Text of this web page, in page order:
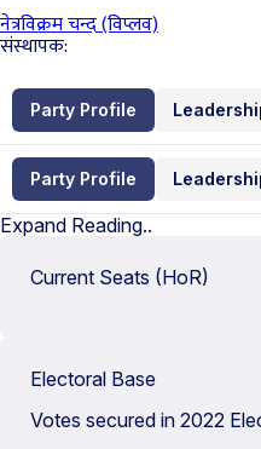
नेत्रविक्रम चन्द (विप्लव)
संस्थापक:
Party Profile
Party Profile
Expand Reading..
Current Seats (HoR)
Electoral Base
Votes secured in 2022